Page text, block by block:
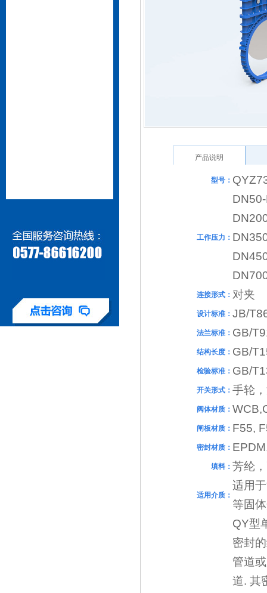
产品说明
型号：
工作压力：
连接形式： 对夹
设计标准： JB/
法兰标准： GB/
结构长度： GB/
检验标准： GB/
开关形式： 手轮
阀体材质：
闸板材质： F55,
密封材质：
填料： 芳纶
适用介质：
适用
等固
QY型
密封
管道
道. 其